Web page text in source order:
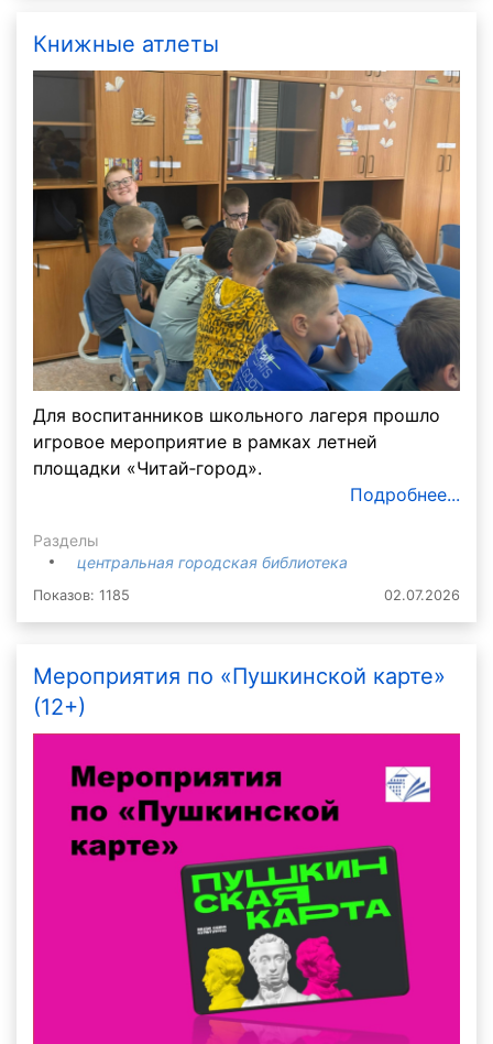
Книжные атлеты
Для воспитанников школьного лагеря прошло
игровое мероприятие в рамках летней
площадки «Читай‑город».
Подробнее...
Разделы
центральная городская библиотека
Показов: 1185 02.07.2026
Мероприятия по «Пушкинской карте»
(12+)